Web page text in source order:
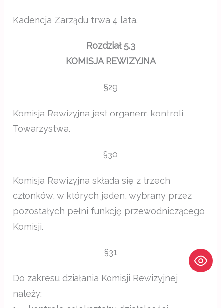
Kadencja Zarządu trwa 4 lata.
Rozdział 5.3
KOMISJA REWIZYJNA
§29
Komisja Rewizyjna jest organem kontroli
Towarzystwa.
§30
Komisja Rewizyjna składa się z trzech
członków, w których jeden, wybrany przez
pozostałych pełni funkcję przewodniczącego
Komisji.
§31
Do zakresu działania Komisji Rewizyjnej
należy: